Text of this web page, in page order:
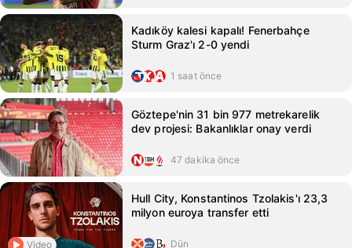
Kadıköy kalesi kapalı! Fenerbahçe
Sturm Graz'ı 2-0 yendi
1 saat önce
Göztepe'nin 31 bin 977 metrekarelik
dev projesi: Bakanlıklar onay verdi
47 dakika önce
Video
Hull City, Konstantinos Tzolakis'ı 23,3
milyon euroya transfer etti
Dün